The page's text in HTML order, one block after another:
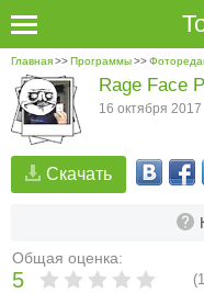
Главная>>Программы>>
Скачать
Общая оценка:
5 (1
Rage Face
16 октября